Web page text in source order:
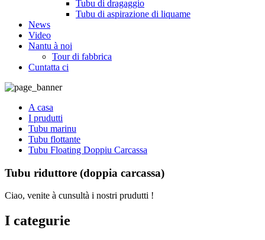
Tubu di dragaggio
Tubu di aspirazione di liquame
News
Video
Nantu à noi
Tour di fabbrica
Cuntatta ci
A casa
I prudutti
Tubu marinu
Tubu flottante
Tubu Floating Doppiu Carcassa
Tubu riduttore (doppia carcassa)
Ciao, venite à cunsultà i nostri prudutti !
I categurie